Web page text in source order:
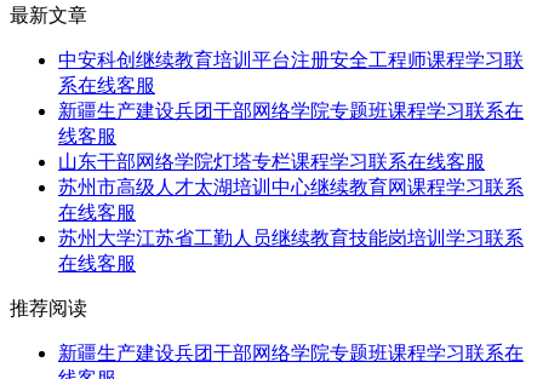
最新文章
中安科创继续教育培训平台注册安全工程师课程学习联
系在线客服
新疆生产建设兵团干部网络学院专题班课程学习联系在
线客服
山东干部网络学院灯塔专栏课程学习联系在线客服
苏州市高级人才太湖培训中心继续教育网课程学习联系
在线客服
苏州大学江苏省工勤人员继续教育技能岗培训学习联系
在线客服
推荐阅读
新疆生产建设兵团干部网络学院专题班课程学习联系在